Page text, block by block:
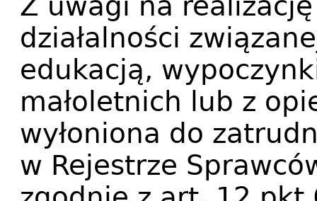
działalności
edukacją,
małoletnich lub z
wyłoniona do
w Rejestrze